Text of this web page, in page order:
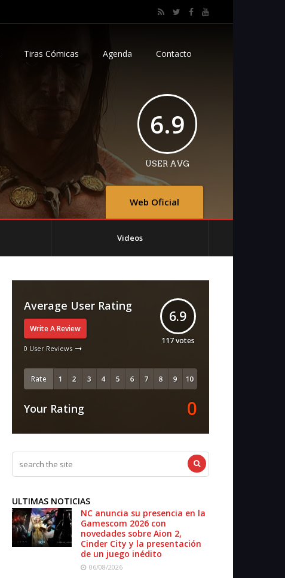
Tiras Cómicas Agenda Contacto
Web Oficial
6.9
USER AVG
Videos
Average User Rating
Write A Review
0 User Reviews
6.9
117votes
Rate
Your Rating 0
ULTIMAS NOTICIAS
NC anuncia su presencia en la
Gamescom 2026 con
novedades sobre Aion 2,
Cinder City y la presentación
de un juego inédito
06/08/2026